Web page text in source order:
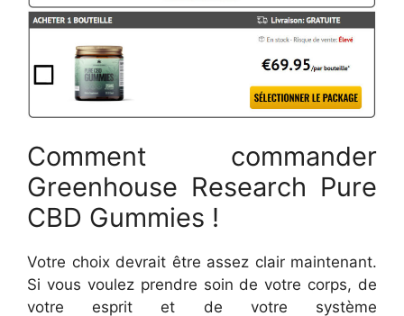
Comment commander
Greenhouse Research Pure
CBD Gummies !
Votre choix devrait être assez clair maintenant.
Si vous voulez prendre soin de votre corps, de
votre esprit et de votre système